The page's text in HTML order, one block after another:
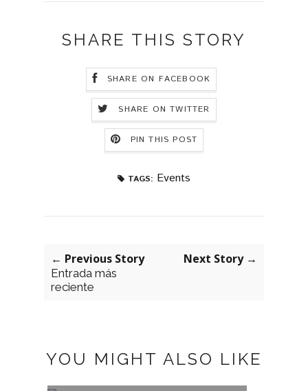
SHARE THIS STORY
SHARE ON FACEBOOK
SHARE ON TWITTER
PIN THIS POST
TAGS: Events
← Previous Story
Entrada más
reciente
Next Story →
YOU MIGHT ALSO LIKE